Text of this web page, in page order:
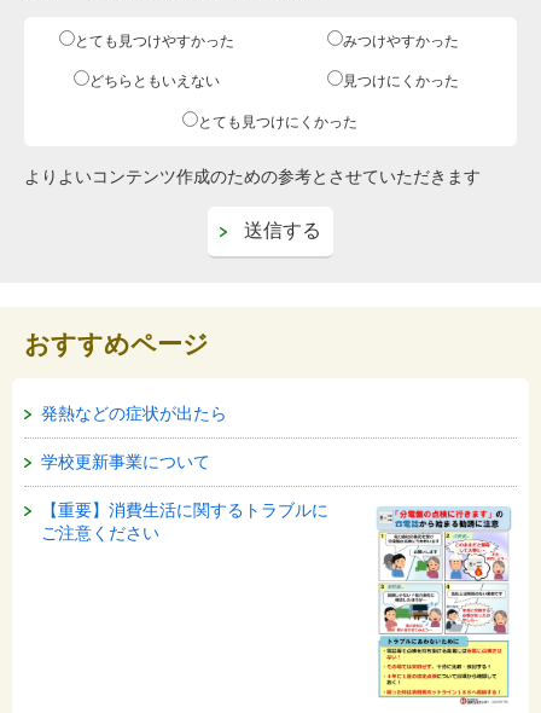
とても見つけやすかった みつけやすかった
どちらともいえない 見つけにくかった
とても見つけにくかった
よりよいコンテンツ作成のための参考とさせていただきます
おすすめページ
発熱などの症状が出たら
学校更新事業について
【重要】消費生活に関するトラブルに
ご注意ください